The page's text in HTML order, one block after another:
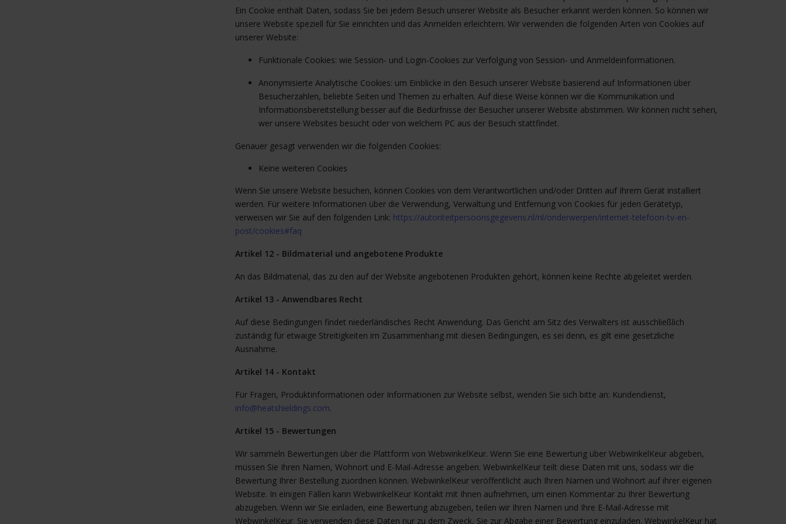
Ein Cookie enthält Daten, sodass Sie bei jedem Besuch unserer Website als Besucher erkannt werden können. So können wir
unsere Website speziell für Sie einrichten und das Anmelden erleichtern. Wir verwenden die folgenden Arten von Cookies auf
unserer Website:
Funktionale Cookies: wie Session- und Login-Cookies zur Verfolgung von Session- und Anmeldeinformationen.
Anonymisierte Analytische Cookies: um Einblicke in den Besuch unserer Website basierend auf Informationen über
Besucherzahlen, beliebte Seiten und Themen zu erhalten. Auf diese Weise können wir die Kommunikation und
Informationsbereitstellung besser auf die Bedürfnisse der Besucher unserer Website abstimmen. Wir können nicht sehen,
wer unsere Websites besucht oder von welchem PC aus der Besuch stattfindet.
Genauer gesagt verwenden wir die folgenden Cookies:
Keine weiteren Cookies
Wenn Sie unsere Website besuchen, können Cookies von dem Verantwortlichen und/oder Dritten auf Ihrem Gerät installiert
werden. Für weitere Informationen über die Verwendung, Verwaltung und Entfernung von Cookies für jeden Gerätetyp,
verweisen wir Sie auf den folgenden Link: https://autoriteitpersoonsgegevens.nl/nl/onderwerpen/internet-telefoon-tv-en-
post/cookies#faq
Artikel 12 - Bildmaterial und angebotene Produkte
An das Bildmaterial, das zu den auf der Website angebotenen Produkten gehört, können keine Rechte abgeleitet werden.
Artikel 13 - Anwendbares Recht
Auf diese Bedingungen findet niederländisches Recht Anwendung. Das Gericht am Sitz des Verwalters ist ausschließlich
zuständig für etwaige Streitigkeiten im Zusammenhang mit diesen Bedingungen, es sei denn, es gilt eine gesetzliche
Ausnahme.
Artikel 14 - Kontakt
Für Fragen, Produktinformationen oder Informationen zur Website selbst, wenden Sie sich bitte an: Kundendienst,
info@heatshieldings.com.
Artikel 15 - Bewertungen
Wir sammeln Bewertungen über die Plattform von WebwinkelKeur. Wenn Sie eine Bewertung über WebwinkelKeur abgeben,
müssen Sie Ihren Namen, Wohnort und E-Mail-Adresse angeben. WebwinkelKeur teilt diese Daten mit uns, sodass wir die
Bewertung Ihrer Bestellung zuordnen können. WebwinkelKeur veröffentlicht auch Ihren Namen und Wohnort auf ihrer eigenen
Website. In einigen Fällen kann WebwinkelKeur Kontakt mit Ihnen aufnehmen, um einen Kommentar zu Ihrer Bewertung
abzugeben. Wenn wir Sie einladen, eine Bewertung abzugeben, teilen wir Ihren Namen und Ihre E-Mail-Adresse mit
WebwinkelKeur. Sie verwenden diese Daten nur zu dem Zweck, Sie zur Abgabe einer Bewertung einzuladen. WebwinkelKeur hat